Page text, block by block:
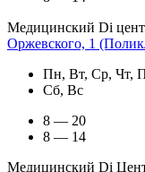
Медицинский Di
Оржевского, 1
Пн, Вт, Ср, Чт,
Сб, Вс
8 — 20
8 — 14
Медицинский Di